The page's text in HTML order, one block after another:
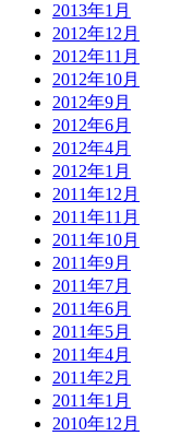
2013年1月
2012年12月
2012年11月
2012年10月
2012年9月
2012年6月
2012年4月
2012年1月
2011年12月
2011年11月
2011年10月
2011年9月
2011年7月
2011年6月
2011年5月
2011年4月
2011年2月
2011年1月
2010年12月